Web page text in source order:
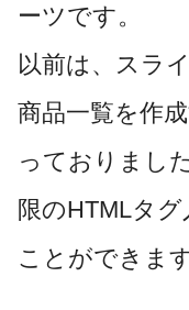
ーツです。
以前は、スラ
商品一覧を作
っておりまし
限のHTMLタ
ことができます